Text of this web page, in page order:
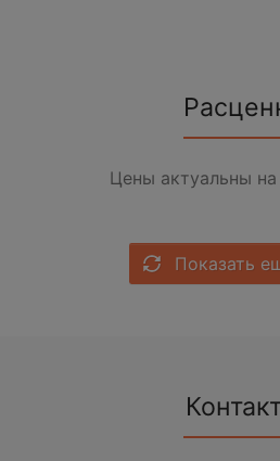
Цены актуальны
Показать